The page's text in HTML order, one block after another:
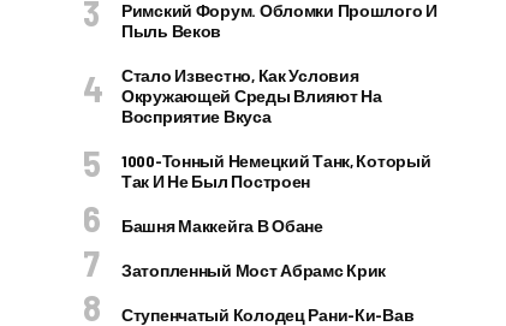
Римский Форум. Обломки Прошлого И
Пыль Веков
Стало Известно, Как Условия
Окружающей Среды Влияют На
Восприятие Вкуса
1000-Тонный Немецкий Танк, Который
Так И Не Был Построен
Башня Маккейга В Обане
Затопленный Мост Абрамс Крик
Ступенчатый Колодец Рани-Ки-Вав